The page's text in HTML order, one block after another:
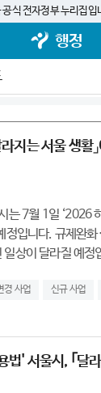
식 전자정부 누리집입
행정
지는 서울 생활
는 7월 1일 ‘2026
·교통·시설·축제 등
상이 달라질 예정
경 사업 신규 사업
' 서울시, ｢달